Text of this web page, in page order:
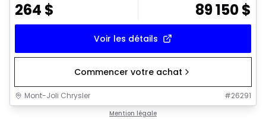
264 $ 89 150$
Voir les détails
Commencer votre achat
Mont-Joli Chrysler #26291
Mention légale